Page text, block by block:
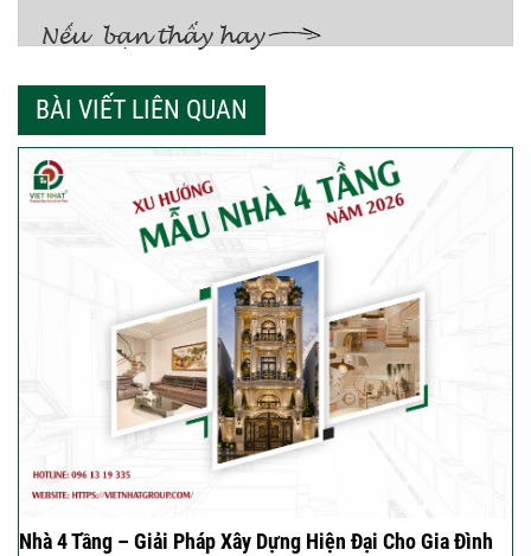
BÀI VIẾT LIÊN QUAN
Nhà 4 Tầng – Giải Pháp Xây Dựng Hiện Đại Cho Gia Đình